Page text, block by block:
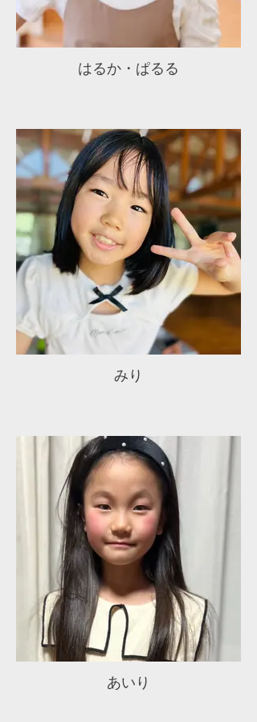
はるか・ぱるる
みり
あいり